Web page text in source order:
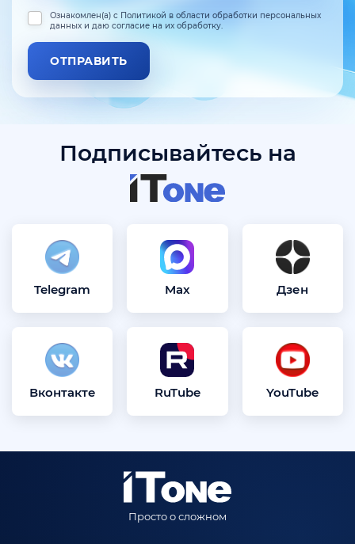
Ознакомлен(а) с Политикой в области обработки персональных
данных и даю согласие на их обработку.
ОТПРАВИТЬ
Подписывайтесь на
Telegram Max Дзен
Вконтакте RuTube YouTube
Просто о сложном